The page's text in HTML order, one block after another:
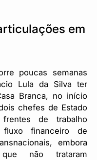
em
poucas semanas
Lula da Silva ter
Branca, no início
chefes de Estado
de trabalho
financeiro de
embora
não trataram